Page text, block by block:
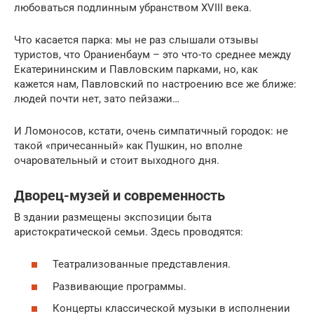
любоваться подлинным убранством XVIII века.
Что касается парка: мы не раз слышали отзывы
туристов, что Ораниенбаум – это что-то среднее между
Екатерининским и Павловским парками, но, как
кажется нам, Павловский по настроению все же ближе:
людей почти нет, зато пейзажи…
И Ломоносов, кстати, очень симпатичный городок: не
такой «причесанный» как Пушкин, но вполне
очаровательный и стоит выходного дня.
Дворец-музей и современность
В здании размещены экспозиции быта
аристократической семьи. Здесь проводятся:
Театрализованные представления.
Развивающие программы.
Концерты классической музыки в исполнении